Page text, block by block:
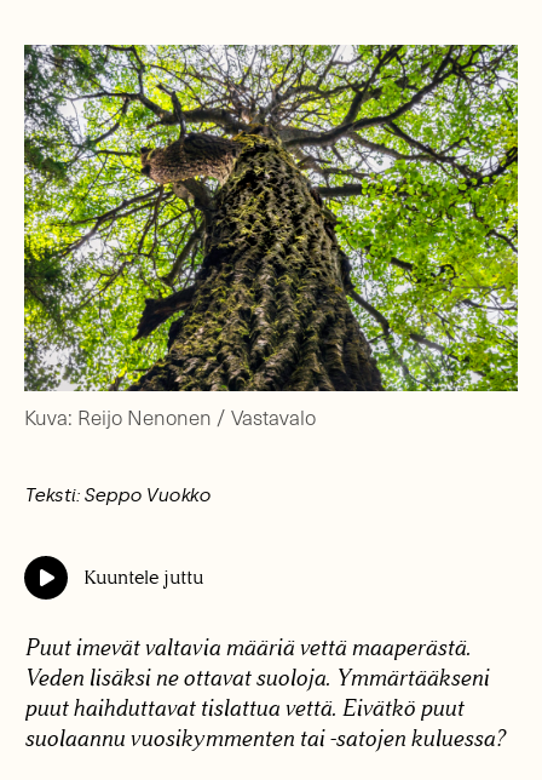
Kuva: Reijo Nenonen / Vastavalo
Teksti: Seppo Vuokko
Kuuntele juttu
Puut imevät valtavia määriä vettä maaperästä.
Veden lisäksi ne ottavat suoloja. Ymmärtääkseni
puut haihduttavat tislattua vettä. Eivätkö puut
suolaannu vuosikymmenten tai -satojen kuluessa?